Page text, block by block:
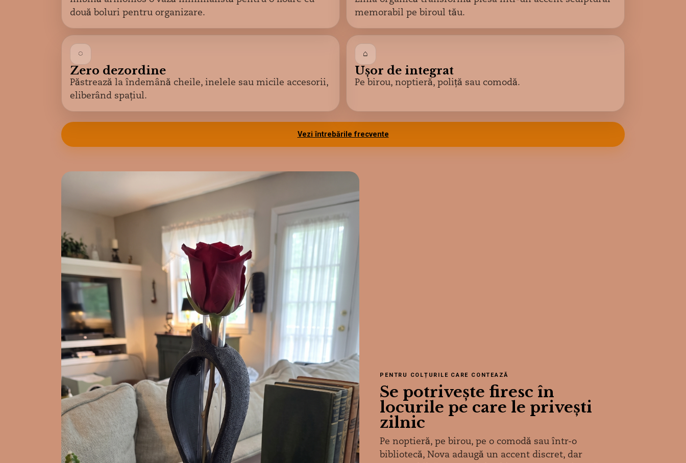
două boluri pentru organizare.
memorabil pe biroul tău.
◌
Zero dezordine
Păstrează la îndemână cheile, inelele sau micile accesorii,
eliberând spațiul.
⌂
Ușor de integrat
Pe birou, noptieră, poliță sau comodă.
Vezi întrebările frecvente
PENTRU COLȚURILE CARE CONTEAZĂ
Se potrivește firesc în
locurile pe care le privești
zilnic
Pe noptieră, pe birou, pe o comodă sau într-o
bibliotecă, Nova adaugă un accent discret, dar